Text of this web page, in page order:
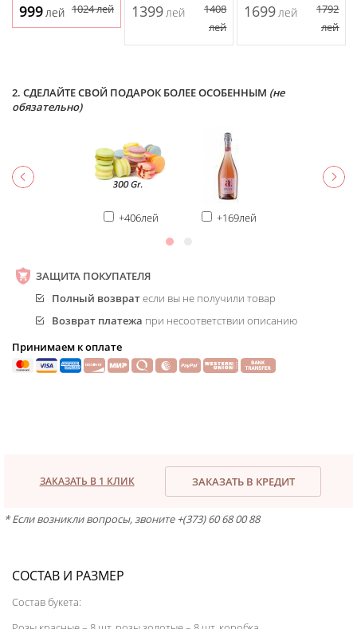
999 лей 1024лей 1399 лей
1408
лей
1699 лей
1792
лей
2. СДЕЛАЙТЕ СВОЙ ПОДАРОК БОЛЕЕ ОСОБЕННЫМ (не
обязательно)
+406лей +169лей
ЗАЩИТА ПОКУПАТЕЛЯ
Полный возвратесли вы не получили товар
Возврат платежа при несоответствии описанию
Принимаем к оплате
ЗАКАЗАТЬ В 1 КЛИК ЗАКАЗАТЬ В КРЕДИТ
* Если возникли вопросы, звоните +(373) 60 68 00 88
СОСТАВ И РАЗМЕР
Состав букета: